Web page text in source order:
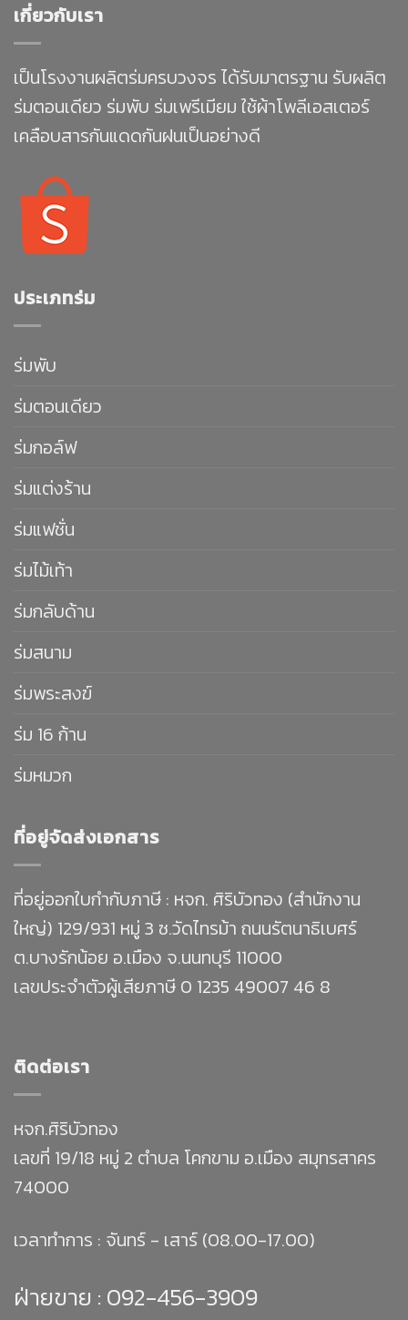
เกี่ยวกับเรา
เป็นโรงงานผลิตร่มครบวงจร ได้รับมาตรฐาน รับผลิต
ร่มตอนเดียว ร่มพับ ร่มเพรีเมียม ใช้ผ้าโพลีเอสเตอร์
เคลือบสารกันแดดกันฝนเป็นอย่างดี
ประเภทร่ม
ร่มพับ
ร่มตอนเดียว
ร่มกอล์ฟ
ร่มแต่งร้าน
ร่มแฟชั่น
ร่มไม้เท้า
ร่มกลับด้าน
ร่มสนาม
ร่มพระสงฆ์
ร่ม 16 ก้าน
ร่มหมวก
ที่อยู่จัดส่งเอกสาร
ที่อยู่ออกใบกำกับภาษี : หจก. ศิริบัวทอง (สำนักงาน
ใหญ่) 129/931 หมู่ 3 ซ.วัดไทรม้า ถนนรัตนาธิเบศร์
ต.บางรักน้อย อ.เมือง จ.นนทบุรี 11000
เลขประจำตัวผู้เสียภาษี 0 1235 49007 46 8
ติดต่อเรา
หจก.ศิริบัวทอง
เลขที่ 19/18 หมู่ 2 ตำบล โคกขาม อ.เมือง สมุทรสาคร
74000
เวลาทำการ : จันทร์ - เสาร์ (08.00-17.00)
ฝ่ายขาย : 092-456-3909